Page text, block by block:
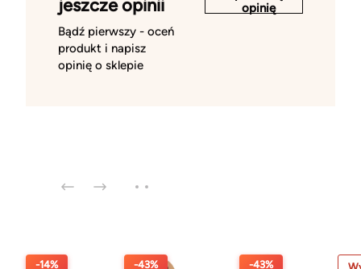
jeszcze opinii
Bądź pierwszy - oceń
produkt i napisz
opinię o sklepie
opinię
-14% -43% -43%